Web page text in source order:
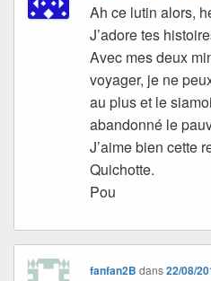
Ah ce lutin alors,
J’adore tes
Avec mes deux
voyager, je ne
au plus et le
abandonné le
J’aime bien cette
Quichotte.
Pou
fanfan2B dans22/08/